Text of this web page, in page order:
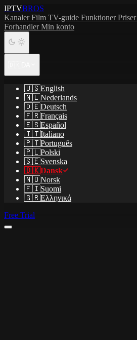
IPTVBROS
KanalerFilm TV-guide FunktionerPriser
ForhandlerMin konto
🇺🇸English
🇳🇱Nederlands
🇩🇪Deutsch
🇫🇷Français
🇪🇸Español
🇮🇹Italiano
🇵🇹Português
🇵🇱Polski
🇸🇪Svenska
🇩🇰Dansk
🇳🇴Norsk
🇫🇮Suomi
🇬🇷Ελληνικά
Free Trial